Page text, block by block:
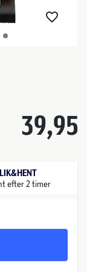
39,95
efter 2 timer